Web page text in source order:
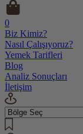
0
Biz Kimiz?
Nasıl Çalışıyoruz?
Yemek Tarifleri
Blog
Analiz Sonuçları
İletişim